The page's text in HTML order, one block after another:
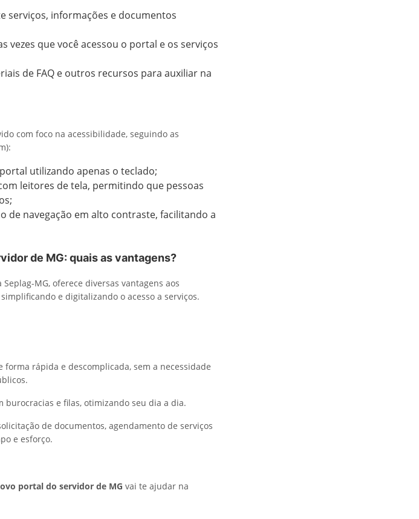
serviços, informações e documentos
vezes que você acessou o portal e os serviços
de FAQ e outros recursos para auxiliar na
com foco na acessibilidade, seguindo as
utilizando apenas o teclado;
leitores de tela, permitindo que pessoas
de navegação em alto contraste, facilitando a
de MG: quais as vantagens?
MG, oferece diversas vantagens aos
e digitalizando o acesso a serviços.
forma rápida e descomplicada, sem a necessidade
burocracias e filas, otimizando seu dia a dia.
de documentos, agendamento de serviços
e esforço.
portal do servidor de MG vai te ajudar na